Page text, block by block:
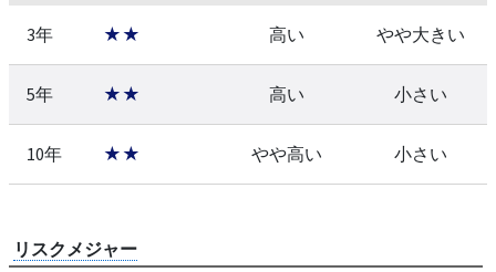
3年 ★★ 高い やや大きい
5年 ★★ 高い 小さい
10年 ★★ やや高い 小さい
リスクメジャー